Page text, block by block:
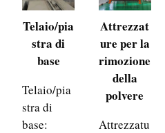
Telaio/pia
stra di
base
Telaio/pia
stra di
base:
Attrezzat
ure per la
rimozione
della
polvere
Attrezzatu